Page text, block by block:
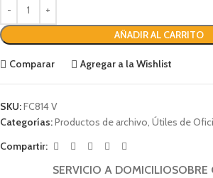
AÑADIR AL CARRITO
Comparar Agregar a la Wishlist
SKU:FC814 V
Categorías:Productos de archivo, Útiles de
Compartir:
SERVICIO A DOMICILIOSOBRE